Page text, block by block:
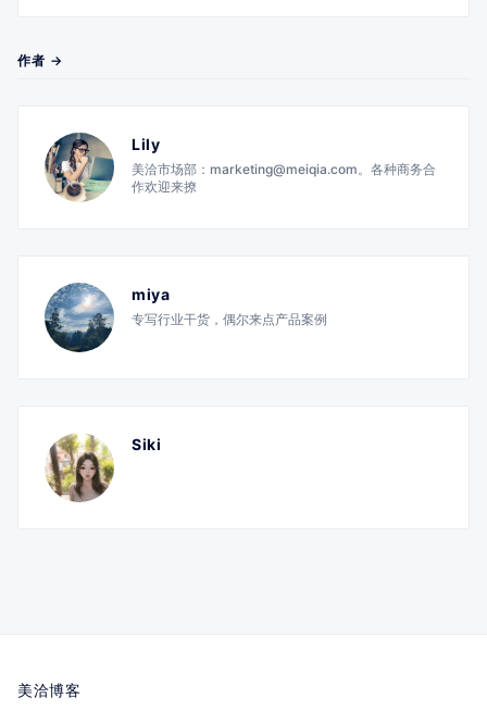
作者 →
Lily
美洽市场部：marketing@meiqia.com。各种商务合
作欢迎来撩
miya
专写行业干货，偶尔来点产品案例
Siki
美洽博客